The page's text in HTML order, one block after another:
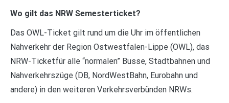
Wo gilt das NRW Semesterticket?
Das OWL-Ticket gilt rund um die Uhr im öffentlichen
Nahverkehr der Region Ostwestfalen-Lippe (OWL), das
NRW-Ticketfür alle “normalen” Busse, Stadtbahnen und
Nahverkehrszüge (DB, NordWestBahn, Eurobahn und
andere) in den weiteren Verkehrsverbünden NRWs.